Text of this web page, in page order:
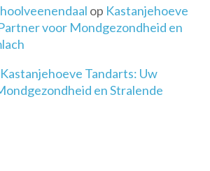
op Kastanjehoeve
voor Mondgezondheid en
Kastanjehoeve Tandarts: Uw
en Stralende